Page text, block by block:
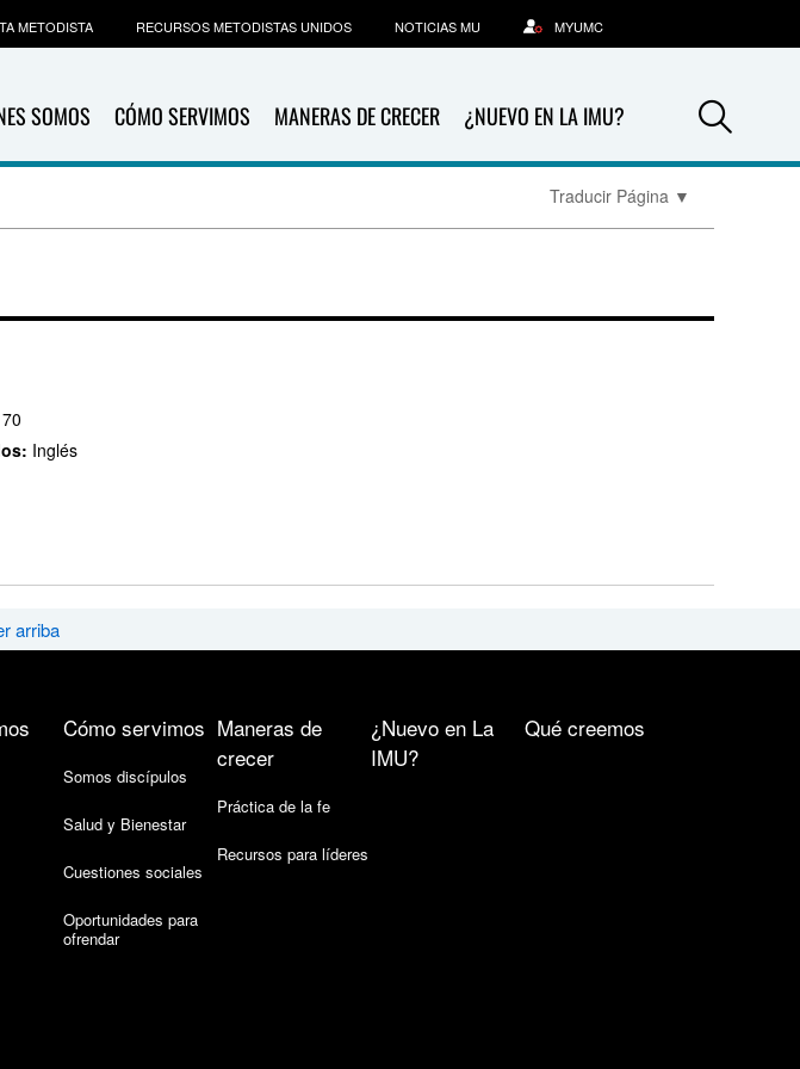
SOMOS CÓMO SERVIMOS MANERAS DE CRECER ¿NUEVO EN LA IMU?
METODISTA RECURSOS METODISTAS UNIDOS NOTICIAS MU MYUMC
Traducir Página ▼
70
Inglés
arriba
Cómo servimos
Somos discípulos
Salud y Bienestar
Cuestiones sociales
Oportunidades para
ofrendar
Maneras de
crecer
Práctica de la fe
Recursos para líderes
¿Nuevo en La
IMU?
Qué creemos